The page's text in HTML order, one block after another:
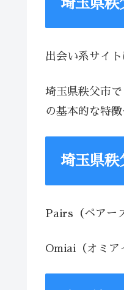
埼玉県秩
出会い系サイ
埼玉県秩父市
の基本的な特
埼玉県秩
Pairs（ペアー
Omiai（オミア